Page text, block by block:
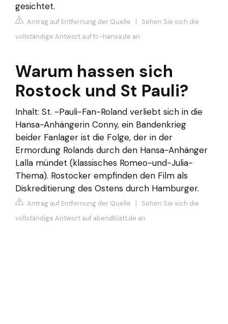
gesichtet.
Antrag auf Entfernung der Quelle | Sehen Sie sich die
vollständige Antwort auf fc-hansa.de an
Warum hassen sich
Rostock und St Pauli?
Inhalt: St. -Pauli-Fan-Roland verliebt sich in die
Hansa-Anhängerin Conny, ein Bandenkrieg
beider Fanlager ist die Folge, der in der
Ermordung Rolands durch den Hansa-Anhänger
Lalla mündet (klassisches Romeo-und-Julia-
Thema). Rostocker empfinden den Film als
Diskreditierung des Ostens durch Hamburger.
Antrag auf Entfernung der Quelle | Sehen Sie sich die
vollständige Antwort auf abendblatt.de an